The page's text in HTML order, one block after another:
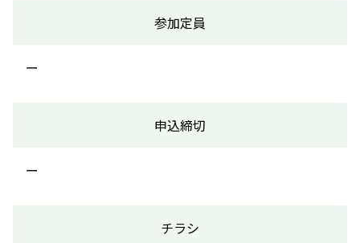
参加定員
ー
申込締切
ー
チラシ